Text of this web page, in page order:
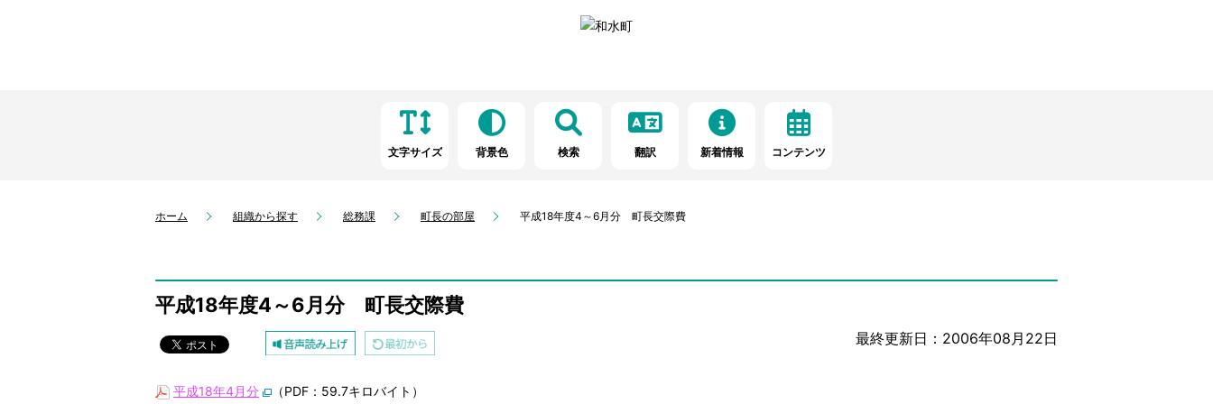
文字サイズ 背景色 検索 翻訳 新着情報 コンテンツ
ホーム 組織から探す 総務課 町長の部屋 平成18年度4～6月分 町長交際費
平成18年度4～6月分 町長交際費
最終更新日：2006年08月22日
平成18年4月分
（PDF：59.7キロバイト）